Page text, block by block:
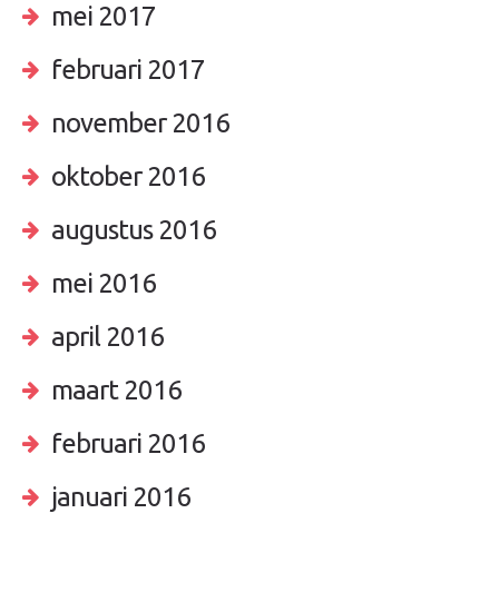
mei 2017
februari 2017
november 2016
oktober 2016
augustus 2016
mei 2016
april 2016
maart 2016
februari 2016
januari 2016